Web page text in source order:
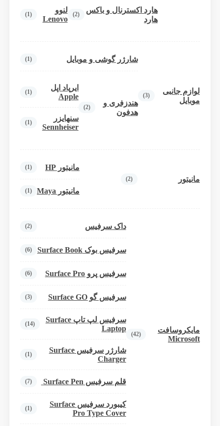
هارد اکسترنال و باکس
هارد
(2)
لنوو
Lenovo
(1)
لوازم جانبی
موبایل
(3)
شارژر گوشی و موبایل (1)
هندزفری و
هدفون
(2)
ایرپاد اپل
Apple
(1)
سنهایزر
Sennheiser
(1)
مانیتور (2)
مانیتور HP (1)
مانیتور Maya (1)
مایکروسافت
Microsoft
(42)
داک سرفیس (2)
سرفیس بوک Surface Book (6)
سرفیس پرو Surface Pro (6)
سرفیس گو Surface GO (3)
سرفیس لپ تاپ Surface
Laptop
(14)
شارژر سرفیس Surface
Charger
(1)
قلم سرفیس Surface Pen (7)
کیبورد سرفیس Surface
Pro Type Cover
(1)